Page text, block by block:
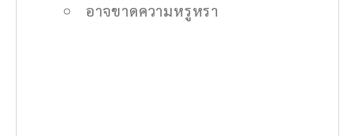
อาจขาดความหรูหรา